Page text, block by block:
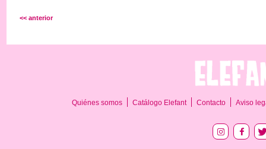
<< anterior
Quiénes somos Catálogo Elefant Contacto Aviso